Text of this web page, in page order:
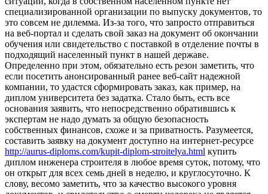
специализированной организации по выпуску документов, то
это совсем не дилемма. Из-за того, что запросто отправиться
на веб-портал и сделать свой заказ на документ об окончании
обучения или свидетельство с поставкой в отделение почты в
подходящий населенный пункт в нашей державе.
Определенно при этом, обязательно есть резон заметить, что
если посетить анонсированный ранее веб-сайт надежной
компании, то удастся сформировать заказ, как пример, на
диплом университета без задатка. Стало быть, есть все
основания заявить, что непосредственно обратившись к
экспертам не надо думать за общую безопасность
собственных финансов, схоже и за приватность. Разумеется,
составить заявку на документ доступно на интернет-ресурсе
http://aurus-diploms.com/kupit-diplom-stroitelya.html купить
диплом инженера строителя в любое время суток, потому, что
он открыт для всех семь дней в неделю, и круглосуточно. К
слову, весомо заметить, что за качество высокого уровня